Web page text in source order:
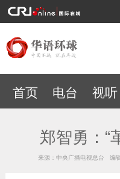
首页 电台 视听
郑智勇：“
来源：中央广播电视总台 编